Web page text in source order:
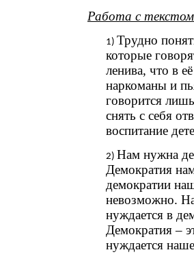
Работа с
Трудно
которые
ленива, что в
наркоманы и
говорится
снять с себя
воспитание
Нам нужна
Демократия
демократии
невозможно.
нуждается в
Демократия –
нуждается